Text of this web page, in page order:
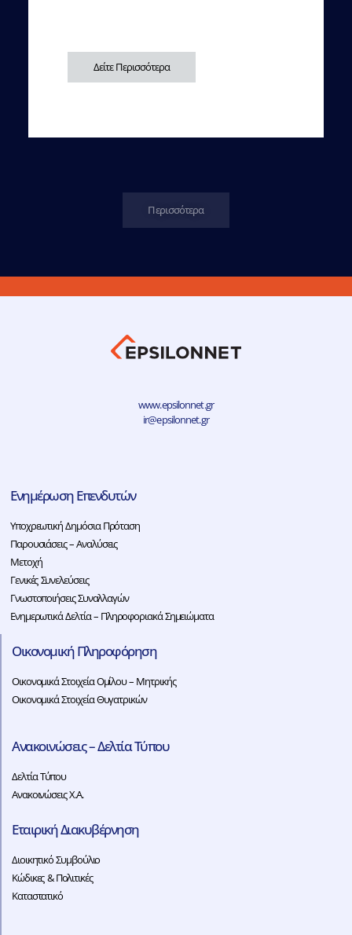
Δείτε Περισσότερα
Περισσότερα
www.epsilonnet.gr
ir@epsilonnet.gr
Ενημέρωση Επενδυτών
Υποχρεωτική Δημόσια Πρόταση
Παρουσιάσεις – Αναλύσεις
Μετοχή
Γενικές Συνελεύσεις
Γνωστοποιήσεις Συναλλαγών
Ενημερωτικά Δελτία – Πληροφοριακά Σημειώματα
Οικονομική Πληροφόρηση
Οικονομικά Στοιχεία Ομίλου – Μητρικής
Οικονομικά Στοιχεία Θυγατρικών
Ανακοινώσεις – Δελτία Τύπου
Δελτία Τύπου
Ανακοινώσεις Χ.Α.
Εταιρική Διακυβέρνηση
Διοικητικό Συμβούλιο
Κώδικες & Πολιτικές
Καταστατικό